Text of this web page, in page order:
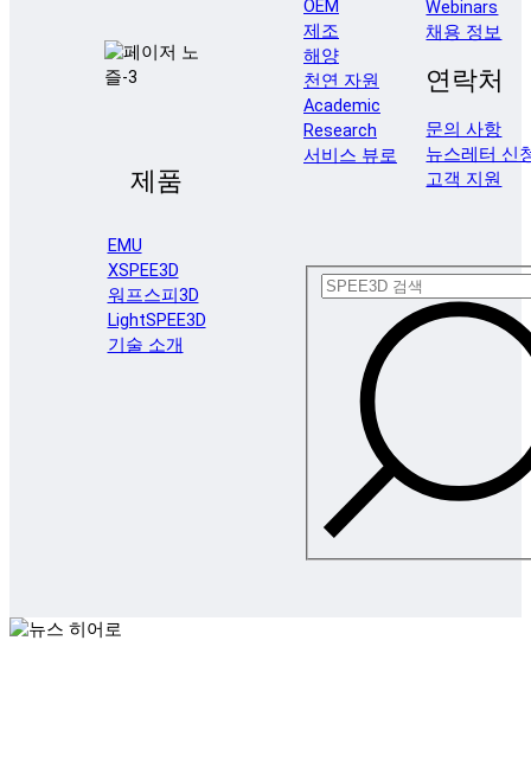
제품
EMU
XSPEE3D
워프스피3D
LightSPEE3D
기술 소개
OEM
제조
해양
천연 자원
Academic
Research
서비스 뷰로
Webinars
채용 정보
연락처
문의 사항
뉴스레터 신
고객 지원